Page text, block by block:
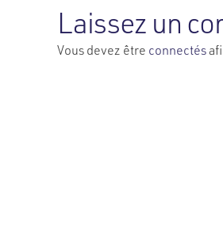
Laissez un
Vous devez être connectés